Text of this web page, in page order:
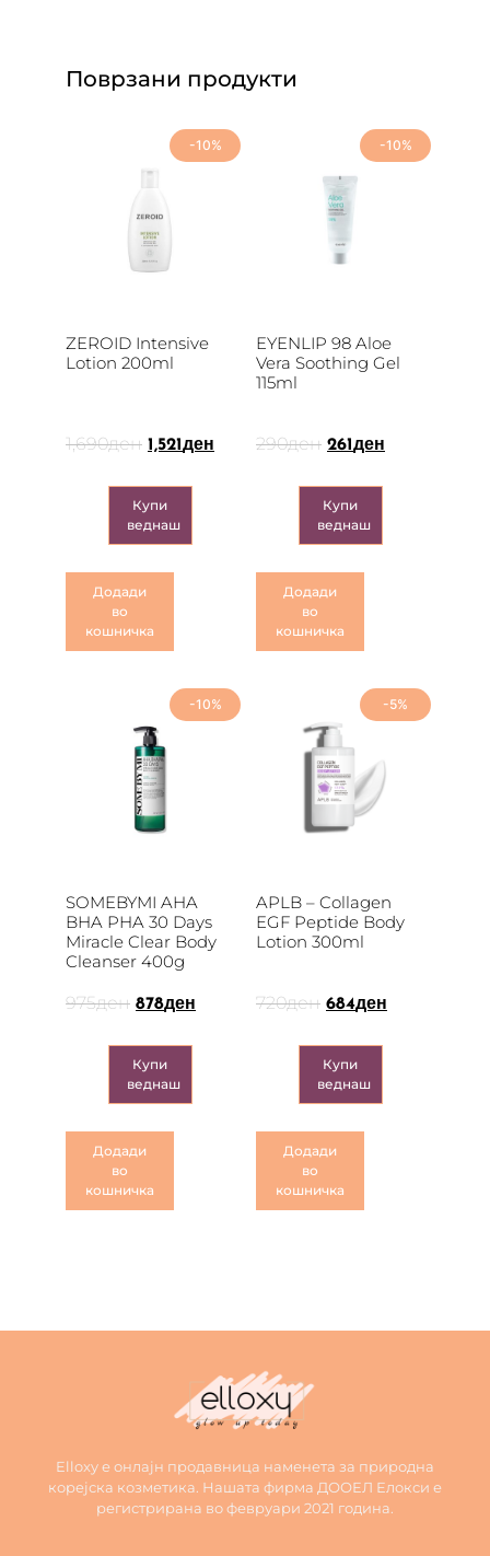
Поврзани продукти
-10%
ZEROID Intensive
Lotion 200ml
1,690ден 1,521ден
Купи
веднаш
Додади
во
кошничка
-10%
EYENLIP 98 Aloe
Vera Soothing Gel
115ml
290ден 261ден
Купи
веднаш
Додади
во
кошничка
-10%
SOMEBYMI AHA
BHA PHA 30 Days
Miracle Clear Body
Cleanser 400g
975ден 878ден
Купи
веднаш
Додади
во
кошничка
-5%
APLB – Collagen
EGF Peptide Body
Lotion 300ml
720ден 684ден
Купи
веднаш
Додади
во
кошничка
Elloxy е онлајн продавница наменета за природна
корејска козметика. Нашата фирма ДООЕЛ Елокси е
регистрирана во февруари 2021 година.